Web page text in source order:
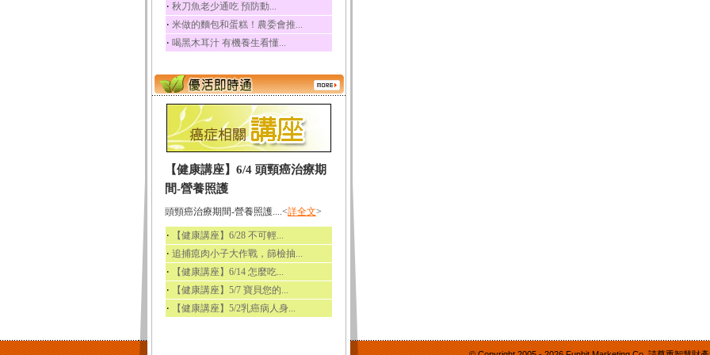
‧ 秋刀魚老少通吃 預防動...
‧ 米做的麵包和蛋糕！農委會推...
‧ 喝黑木耳汁 有機養生看懂...
【健康講座】6/4 頭頸癌治療期
間-營養照護
頭頸癌治療期間-營養照護....<詳全文>
‧ 【健康講座】6/28 不可輕...
‧ 追捕瘜肉小子大作戰，篩檢抽...
‧ 【健康講座】6/14 怎麼吃...
‧ 【健康講座】5/7 寶貝您的...
‧ 【健康講座】5/2乳癌病人身...